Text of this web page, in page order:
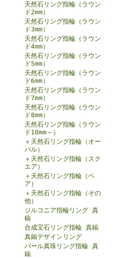
天然石リング指輪（ラウン
ド2mm）
天然石リング指輪（ラウン
ド3mm）
天然石リング指輪（ラウン
ド4mm）
天然石リング指輪（ラウン
ド5mm）
天然石リング指輪（ラウン
ド6mm）
天然石リング指輪（ラウン
ド7mm）
天然石リング指輪（ラウン
ド8mm）
天然石リング指輪（ラウン
ド10mm～）
＋天然石リング指輪（オー
バル）
＋天然石リング指輪（スク
エア）
＋天然石リング指輪（ペ
ア）
＋天然石リング指輪（その
他）
ジルコニア指輪リング 真
鍮
合成宝石リング指輪 真鍮
真鍮デザインリング
パール真珠リング指輪 真
鍮